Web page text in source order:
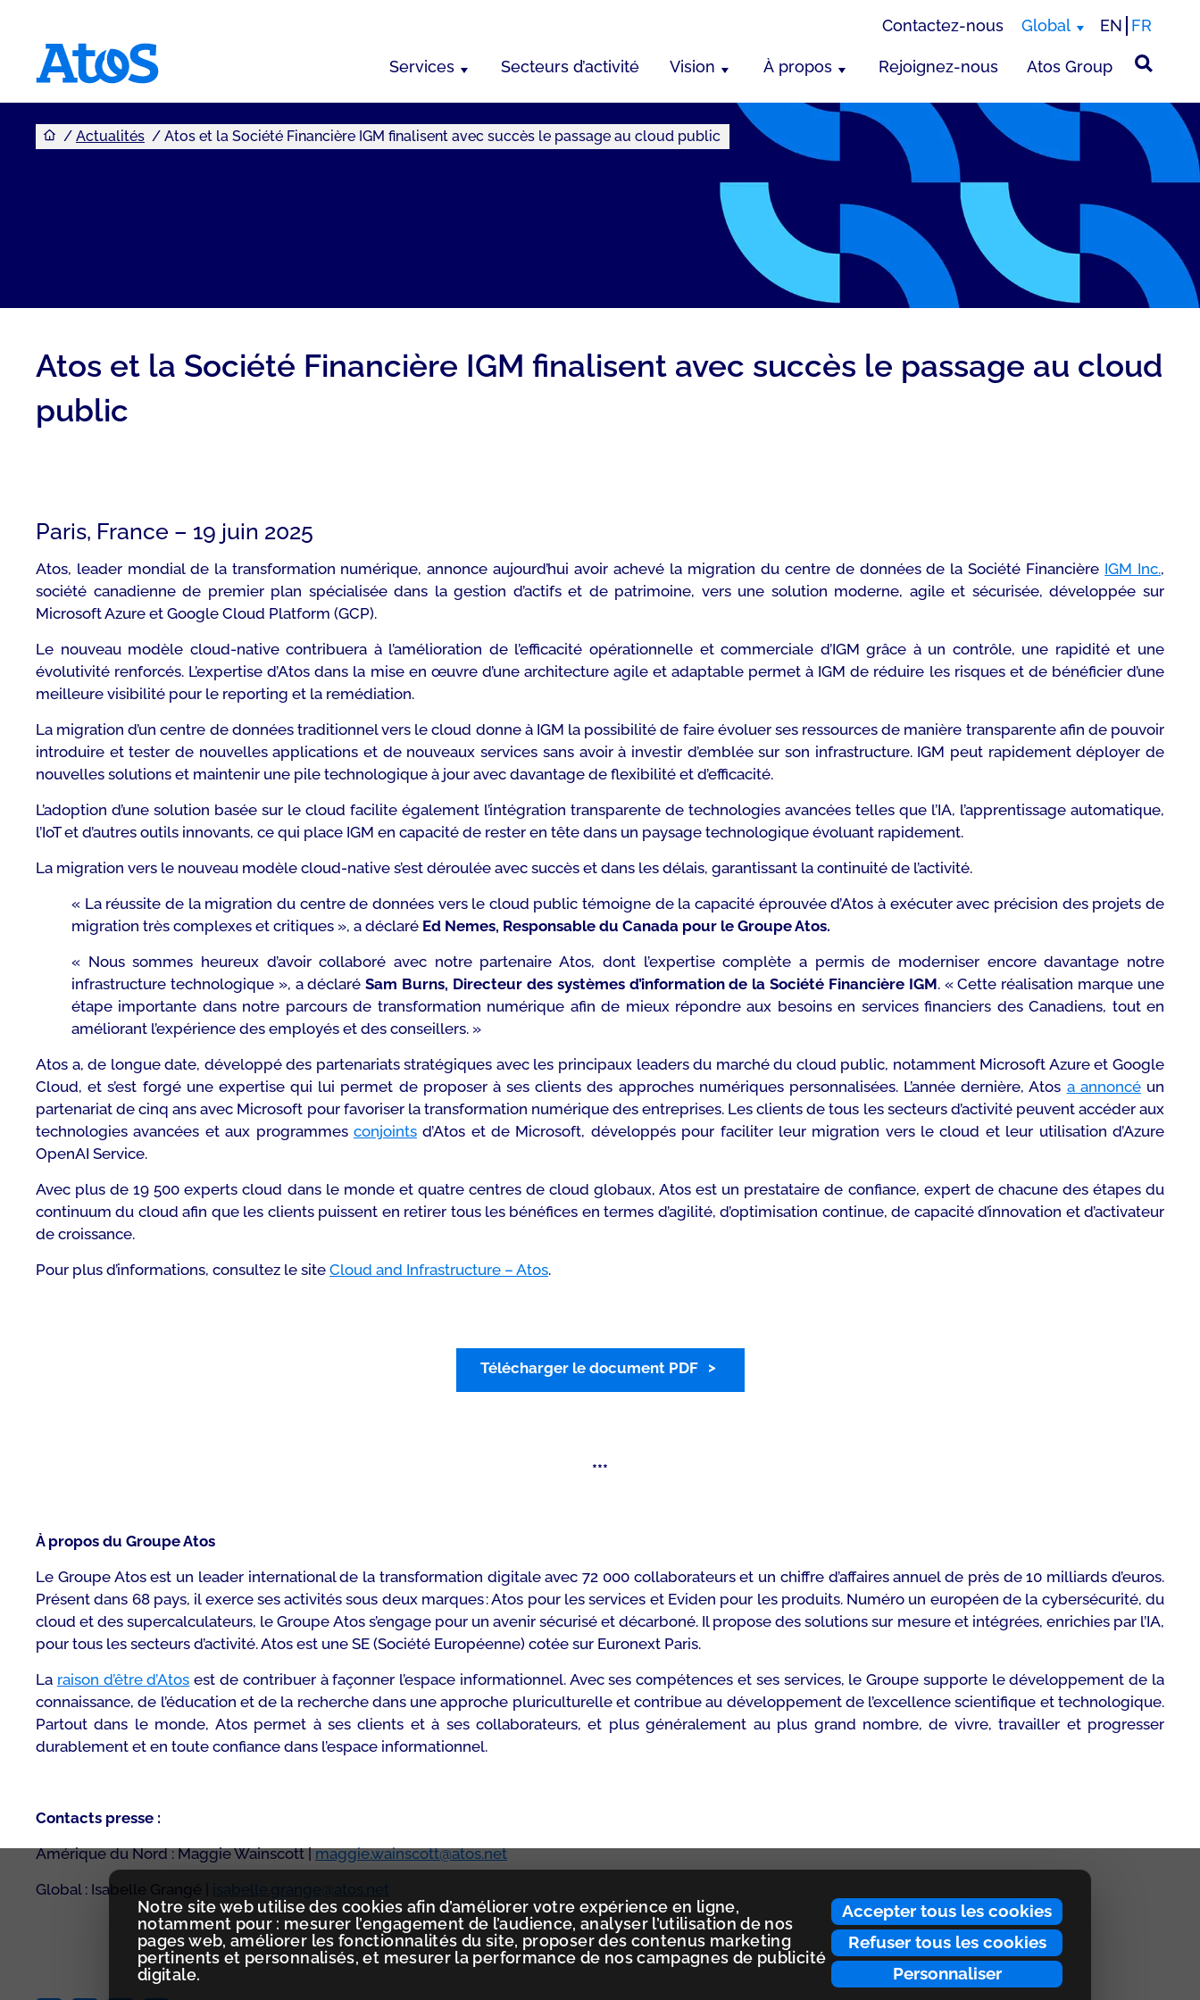
Accepter tous les cookies
Refuser tous les cookies
Personnaliser
Notre site web utilise des cookies afin d’améliorer votre expérience en ligne,
notamment pour : mesurer l’engagement de l’audience, analyser l’utilisation de nos
pages web, améliorer les fonctionnalités du site, proposer des contenus marketing
pertinents et personnalisés, et mesurer la performance de nos campagnes de publicité
digitale.
Contactez-nous Global EN FR
Services Secteurs d’activité Vision À propos Rejoignez-nous Atos Group
Vous êtes ici
Actualités Atos et la Société Financière IGM finalisent avec succès le passage au cloud public
Atos et la Société Financière IGM finalisent avec succès le passage au cloud
public
Paris, France – 19 juin 2025
Atos, leader mondial de la transformation numérique, annonce aujourd’hui avoir achevé la migration du centre de données de la Société Financière IGM Inc.,
société canadienne de premier plan spécialisée dans la gestion d’actifs et de patrimoine, vers une solution moderne, agile et sécurisée, développée sur
Microsoft Azure et Google Cloud Platform (GCP).
Le nouveau modèle cloud-nativecontribuera à l’amélioration de l’efficacité opérationnelle et commerciale d’IGM grâce à un contrôle, une rapidité et une
évolutivité renforcés. L’expertise d’Atos dans la mise en œuvre d’une architecture agile et adaptable permet à IGM de réduire les risques et de bénéficier d’une
meilleure visibilité pour le reporting et la remédiation.
La migration d’un centre de données traditionnel vers le cloud donne à IGM la possibilité de faire évoluer ses ressources de manière transparente afin de pouvoir
introduire et tester de nouvelles applications et de nouveaux services sans avoir à investir d’emblée sur son infrastructure. IGM peut rapidement déployer de
nouvelles solutions et maintenir une pile technologique à jour avec davantage de flexibilité et d’efficacité.
L’adoption d’une solution basée sur le cloud facilite également l’intégration transparente de technologies avancées telles que l’IA, l’apprentissage automatique,
l’IoT et d’autres outils innovants, ce qui place IGM en capacité de rester en tête dans un paysage technologique évoluant rapidement.
La migration vers le nouveau modèle cloud-native s’est déroulée avec succès et dans les délais, garantissant la continuité de l’activité.
« La réussite de la migration du centre de données vers le cloud public témoigne de la capacité éprouvée d’Atos à exécuter avec précision des projets de
migration très complexes et critiques », a déclaré Ed Nemes, Responsable du Canada pour le Groupe Atos.
« Nous sommes heureux d’avoir collaboré avec notre partenaire Atos, dont l’expertise complète a permis de moderniser encore davantage notre
infrastructure technologique », a déclaréSam Burns, Directeur des systèmes d’information de la Société Financière IGM. « Cette réalisation marque une
étape importante dans notre parcours de transformation numérique afin de mieux répondre aux besoins en services financiers des Canadiens, tout en
améliorant l’expérience des employés et des conseillers. »
Atos a, de longue date, développé des partenariats stratégiques avec les principaux leaders du marché du cloud public, notamment Microsoft Azure et Google
Cloud, et s’est forgé une expertise qui lui permet de proposer à ses clients des approches numériques personnalisées. L’année dernière, Atos a annoncéun
partenariat de cinq ans avec Microsoft pour favoriser la transformation numérique des entreprises. Les clients de tous les secteurs d’activité peuvent accéder aux
technologies avancées et aux programmes conjointsd’Atos et de Microsoft, développés pour faciliter leur migration vers le cloud et leur utilisation d’Azure
OpenAI Service.
Avec plus de 19 500 experts cloud dans le monde et quatre centres de cloud globaux, Atos est un prestataire de confiance, expert de chacune des étapes du
continuum du cloud afin que les clients puissent en retirer tous les bénéfices en termes d’agilité, d’optimisation continue, de capacité d’innovation et d’activateur
de croissance.
Pour plus d’informations, consultez le site Cloud and Infrastructure – Atos.
Télécharger le document PDF
***
À propos du Groupe Atos
Le Groupe Atos est un leader international de la transformation digitale avec 72 000 collaborateurs et un chiffre d’affaires annuel de près de 10 milliards d’euros.
Présent dans 68 pays, il exerce ses activités sous deux marques : Atos pour les services et Eviden pour les produits. Numéro un européen de la cybersécurité, du
cloud et des supercalculateurs, le Groupe Atos s’engage pour un avenir sécurisé et décarboné. Il propose des solutions sur mesure et intégrées, enrichies par l’IA,
pour tous les secteurs d’activité. Atos est une SE (Société Européenne) cotée sur Euronext Paris.
La raison d’être d’Atos est de contribuer à façonner l’espace informationnel. Avec ses compétences et ses services, le Groupe supporte le développement de la
connaissance, de l’éducation et de la recherche dans une approche pluriculturelle et contribue au développement de l’excellence scientifique et technologique.
Partout dans le monde, Atos permet à ses clients et à ses collaborateurs, et plus généralement au plus grand nombre, de vivre, travailler et progresser
durablement et en toute confiance dans l’espace informationnel.
Contacts presse :
Amérique du Nord : Maggie Wainscott |maggie.wainscott@atos.net
Global : Isabelle Grangé |
isabelle.grange@atos.net